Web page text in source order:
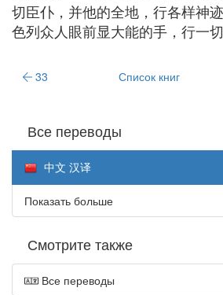
切臣仆，并他的全地，行各样神迹
色列众人眼前显大能的手，行一
33 Список книг
Все переводы
中文 汉译
Показать больше
Смотрите также
Все переводы